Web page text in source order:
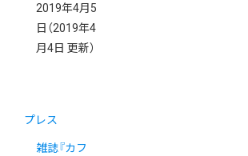
2019年4月5
日 （2019年4
月4日 更新）
プレス
雑誌『カフ